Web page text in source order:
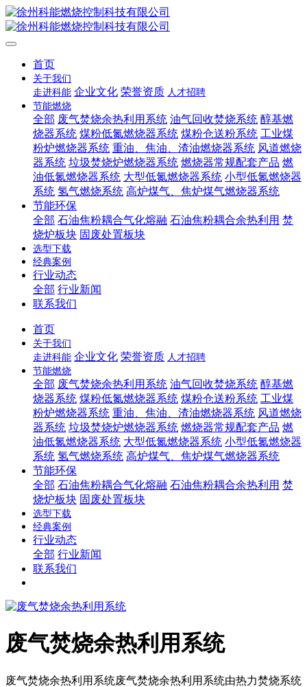
首页
关于我们
走进科能 企业文化 荣誉资质 人才招聘
节能燃烧
全部 废气焚烧余热利用系统 油气回收焚烧系统 醇基燃
烧器系统 煤粉低氮燃烧器系统 煤粉仓送粉系统 工业煤
粉炉燃烧器系统 重油、焦油、渣油燃烧器系统 风道燃烧
器系统 垃圾焚烧炉燃烧器系统 燃烧器常规配套产品 燃
油低氮燃烧器系统 大型低氮燃烧器系统 小型低氮燃烧器
系统 氢气燃烧系统 高炉煤气、焦炉煤气燃烧器系统
节能环保
全部 石油焦粉耦合气化熔融 石油焦粉耦合余热利用 焚
烧炉板块 固废处置板块
选型下载
经典案例
行业动态
全部 行业新闻
联系我们
首页
关于我们
走进科能 企业文化 荣誉资质 人才招聘
节能燃烧
全部 废气焚烧余热利用系统 油气回收焚烧系统 醇基燃
烧器系统 煤粉低氮燃烧器系统 煤粉仓送粉系统 工业煤
粉炉燃烧器系统 重油、焦油、渣油燃烧器系统 风道燃烧
器系统 垃圾焚烧炉燃烧器系统 燃烧器常规配套产品 燃
油低氮燃烧器系统 大型低氮燃烧器系统 小型低氮燃烧器
系统 氢气燃烧系统 高炉煤气、焦炉煤气燃烧器系统
节能环保
全部 石油焦粉耦合气化熔融 石油焦粉耦合余热利用 焚
烧炉板块 固废处置板块
选型下载
经典案例
行业动态
全部 行业新闻
联系我们
废气焚烧余热利用系统
废气焚烧余热利用系统废气焚烧余热利用系统由热力焚烧系统